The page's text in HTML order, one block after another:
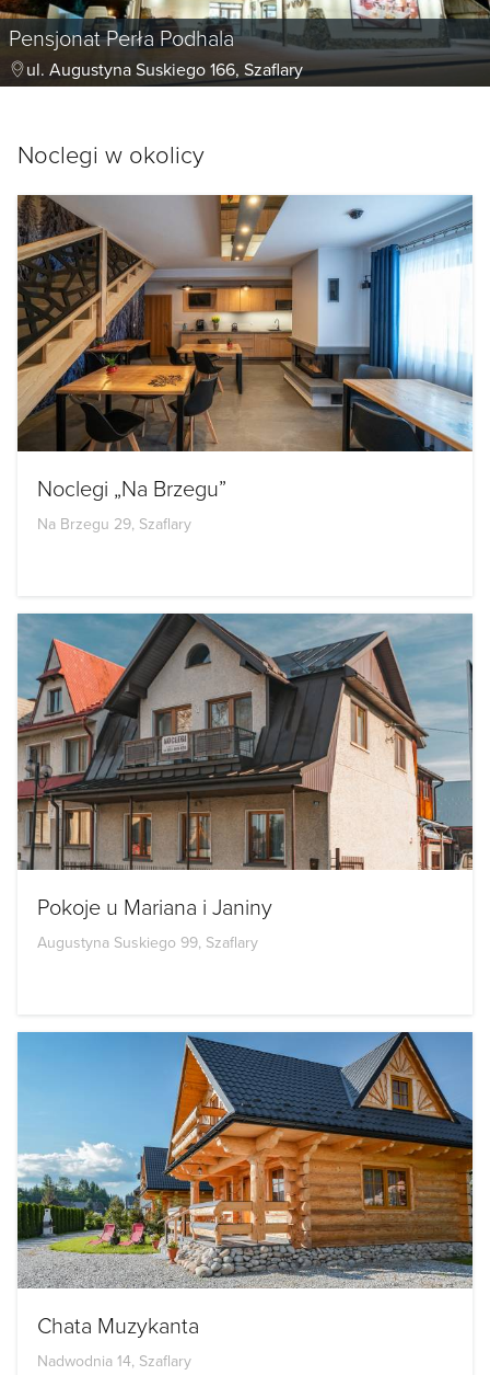
Pensjonat Perła Podhala
ul. Augustyna Suskiego 166, Szaflary
Noclegi w okolicy
Noclegi „Na Brzegu”
Na Brzegu 29, Szaflary
Pokoje u Mariana i Janiny
Augustyna Suskiego 99, Szaflary
Chata Muzykanta
Nadwodnia 14, Szaflary